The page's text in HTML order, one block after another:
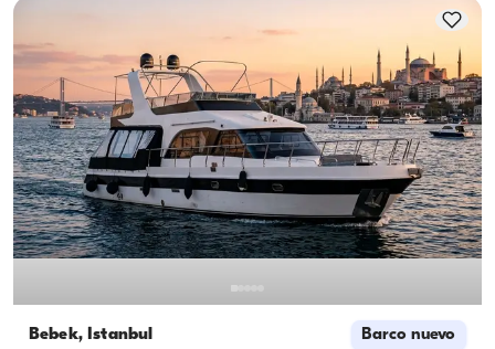
Bebek, İstanbul Barco nuevo